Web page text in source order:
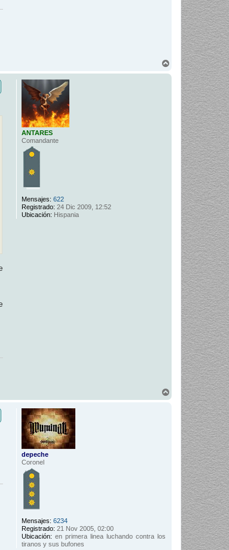
ANTARES
Comandante
Mensajes: 622
Registrado: 24 Dic 2009, 12:52
Ubicación: Hispania
depeche
Coronel
Mensajes: 6234
Registrado: 21 Nov 2005, 02:00
Ubicación: en primera linea luchando contra los
tiranos y sus bufones